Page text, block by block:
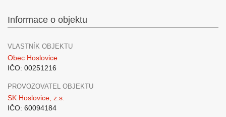
Informace o objektu
VLASTNÍK OBJEKTU
Obec Hoslovice
IČO: 00251216
PROVOZOVATEL OBJEKTU
SK Hoslovice, z.s.
IČO: 60094184